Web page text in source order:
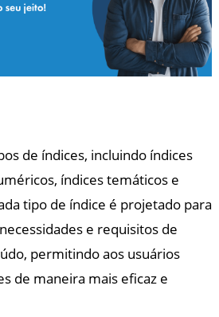
de índices, incluindo índices
índices temáticos e
tipo de índice é projetado para
e requisitos de
permitindo aos usuários
de maneira mais eficaz e